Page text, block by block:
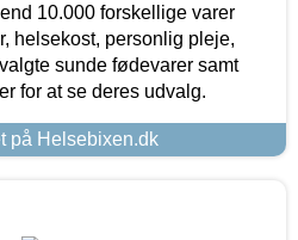
10.000 forskellige varer
helsekost, personlig pleje,
sunde fødevarer samt
for at se deres udvalg.
på Helsebixen.dk